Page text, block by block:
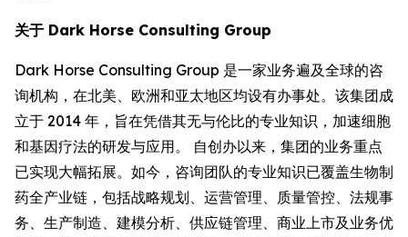
关于 Dark Horse Consulting Group
Dark Horse Consulting Group 是一家业务遍及全球的咨
询机构，在北美、欧洲和亚太地区均设有办事处。该集团成
立于 2014 年，旨在凭借其无与伦比的专业知识，加速细胞
和基因疗法的研发与应用。 自创办以来，集团的业务重点
已实现大幅拓展。如今，咨询团队的专业知识已覆盖生物制
药全产业链，包括战略规划、运营管理、质量管控、法规事
务、生产制造、建模分析、供应链管理、商业上市及业务优